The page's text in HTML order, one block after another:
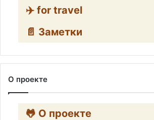
✈️ for travel
📄 Заметки
О проекте
🐸 О проекте